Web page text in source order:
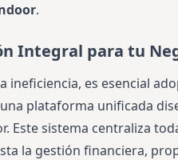
.
Integral para tu
ineficiencia, es esencial
plataforma unificada
Este sistema centraliza
la gestión financiera,